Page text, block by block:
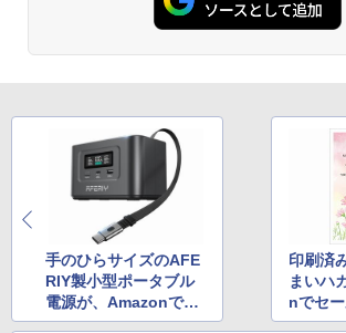
手のひらサイズのAFE
RIY製小型ポータブル
電源が、Amazonで75
81円から！
印刷済
まいハ
nでセ